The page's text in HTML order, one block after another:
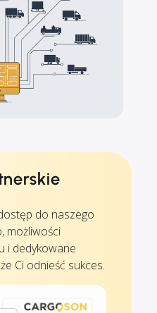
do naszego
możliwości
i dedykowane
Ci odnieść sukces.